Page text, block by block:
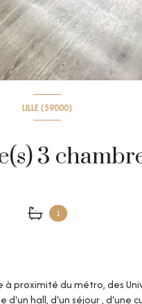
LILLE (59000)
1
à proximité du métro, des
hall, d'un séjour , d'une